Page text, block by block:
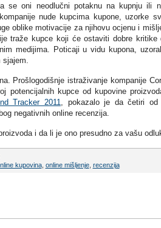
se oni neodlučni potaknu na kupnju ili
nude kupcima kupone, uzorke
oblike motivacije za njihovu ocjenu i
traže kupce koji će ostaviti dobre kritike
medijima. Poticaji u vidu kupona,
sjajem.
Prošlogodišnje istraživanje kompanije
potencijalnih kupce od kupovine
Tracker 2011, pokazalo je da četiri od
negativnih online recenzija.
i da li je ono presudno za vašu
kupovina, online mišljenje, recenzija